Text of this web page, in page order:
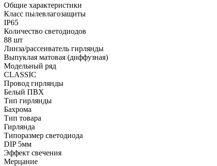
Общие характеристики
Класс пылевлагозащиты
IP65
Количество светодиодов
88 шт
Линза/рассеиватель гирлянды
Выпуклая матовая (диффузная)
Модельный ряд
CLASSIC
Провод гирлянды
Белый ПВХ
Тип гирлянды
Бахрома
Тип товара
Гирлянда
Типоразмер светодиода
DIP 5мм
Эффект свечения
Мерцание